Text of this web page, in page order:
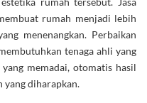
rumah menjadi lebih
menenangkan. Perbaikan
tenaga ahli yang
memadai, otomatis hasil
yang diharapkan.